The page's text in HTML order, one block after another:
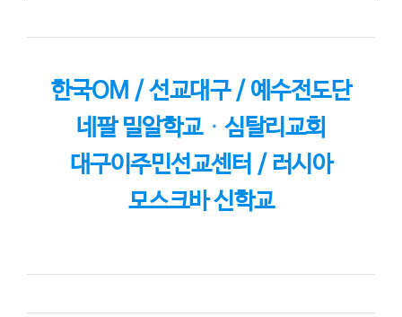
한국OM / 선교대구 / 예수전도단
네팔 밀알학교 · 심탈리교회
대구이주민선교센터 / 러시아
모스크바 신학교